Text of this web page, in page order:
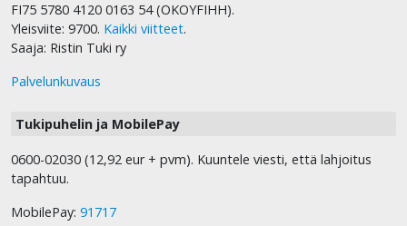
FI75 5780 4120 0163 54 (OKOYFIHH).
Yleisviite: 9700. Kaikki viitteet.
Saaja: Ristin Tuki ry
Palvelunkuvaus
Tukipuhelin ja MobilePay
0600-02030 (12,92 eur + pvm). Kuuntele viesti, että lahjoitus
tapahtuu.
MobilePay: 91717